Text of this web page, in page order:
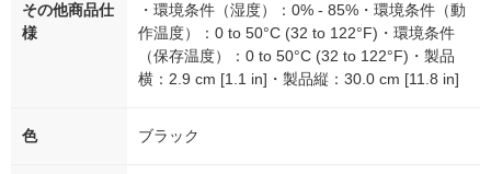
その他商品仕
様
・環境条件（湿度）：0% - 85%・環境条件（動
作温度）：0 to 50°C (32 to 122°F)・環境条件
（保存温度）：0 to 50°C (32 to 122°F)・製品
横：2.9 cm [1.1 in]・製品縦：30.0 cm [11.8 in]
色 ブラック